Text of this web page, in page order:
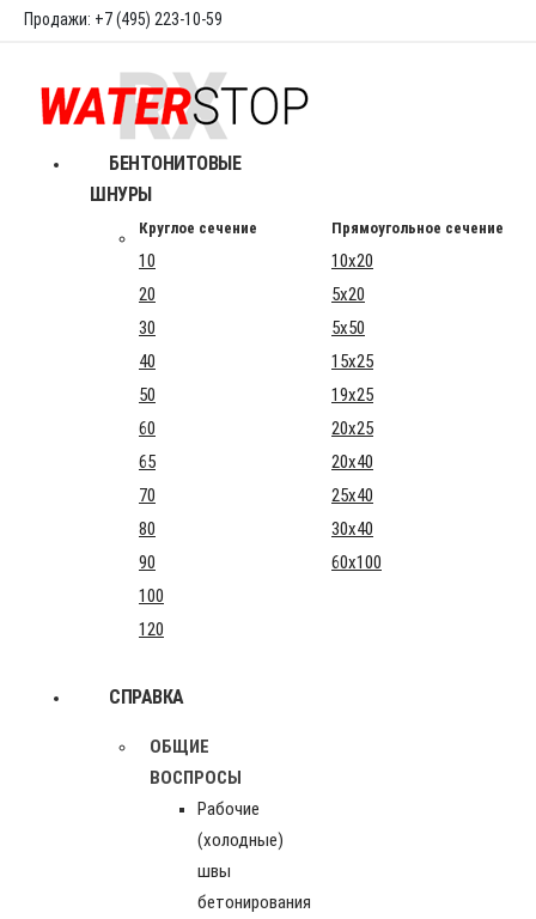
Продажи: +7 (495) 223-10-59
БЕНТОНИТОВЫЕ
ШНУРЫ
Круглое сечение Прямоугольное сечение
10
10x20
20
5x20
30
5x50
40
15x25
50
19x25
60
20x25
65
20x40
70
25x40
80
30x40
90
60x100
100
120
СПРАВКА
ОБЩИЕ
ВОСПРОСЫ
Рабочие
(холодные)
швы
бетонирования